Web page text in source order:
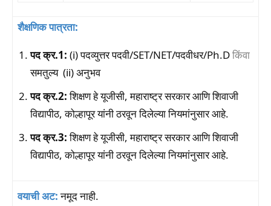
शैक्षणिक पात्रता:
पद क्र.1: (i) पदव्युत्तर पदवी/SET/NET/पदवीधर/Ph.Dकिंवा
समतुल्य (ii) अनुभव
पद क्र.2:शिक्षण हे यूजीसी, महाराष्ट्र सरकार आणि शिवाजी
विद्यापीठ, कोल्हापूर यांनी ठरवून दिलेल्या नियमांनुसार आहे.
पद क्र.3:शिक्षण हे यूजीसी, महाराष्ट्र सरकार आणि शिवाजी
विद्यापीठ, कोल्हापूर यांनी ठरवून दिलेल्या नियमांनुसार आहे.
वयाची अट:नमूद नाही.